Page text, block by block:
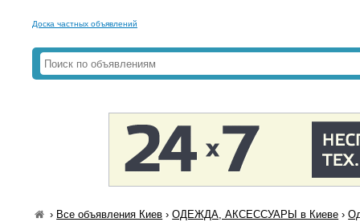
Доска частных объявлений
› Все объявления Киев ›ОДЕЖДА, АКСЕССУАРЫ в Киеве ›